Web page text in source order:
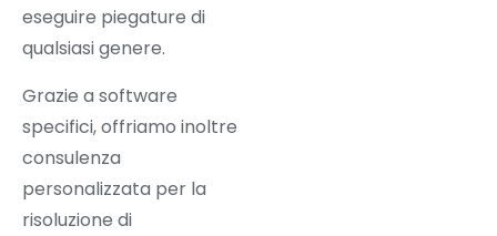
eseguire piegature di
qualsiasi genere.
Grazie a software
specifici, offriamo inoltre
consulenza
personalizzata per la
risoluzione di